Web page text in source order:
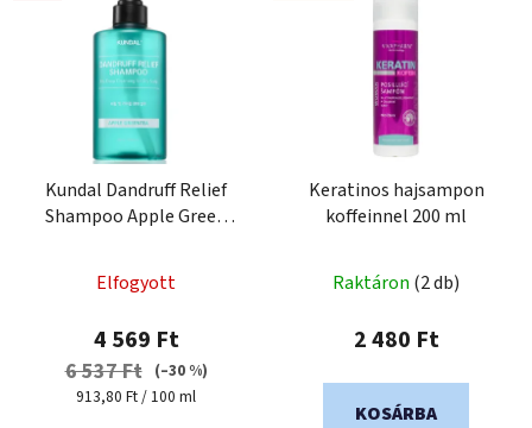
Kundal Dandruff Relief
Shampoo Apple Green
Elfogyott
4 569 Ft
6 537 Ft
(–30 %)
Egységár:
913,80 Ft / 100 ml
Keratinos hajsampon
koffeinnel 200 ml
Raktáron (2 db)
2 480 Ft
KOSÁRBA